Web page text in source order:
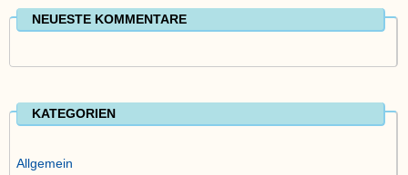
NEUESTE KOMMENTARE
KATEGORIEN
Allgemein